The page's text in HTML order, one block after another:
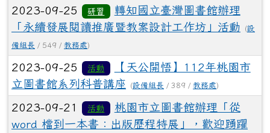
2023-09-25 研習
轉知國立臺灣圖書館辦理
「永續發展閱讀推廣暨教案設計工作坊」活動
(設
備組長 / 549 / 教務處)
2023-09-25 活動
【天公開悟】112年桃園市
立圖書館系列科普講座
(設備組長 / 389 / 教務處)
2023-09-21 活動
桃園市立圖書館辦理「從
word 檔到一本書：出版歷程特展」，歡迎踴躍